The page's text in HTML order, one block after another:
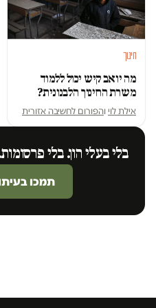
חינוך
מה יואב קיש יכול ללמוד
משרת החינוך הלבנונית?
אילת לוי והפורום לחשיבה אזורית
בלי בעלי הון. בלי
תמכו